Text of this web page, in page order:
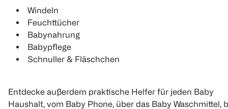
Windeln
Feuchttücher
Babynahrung
Babypflege
Schnuller & Fläschchen
Entdecke außerdem praktische Helfer für jeden Baby
Haushalt, vom Baby Phone, über das Baby Waschmittel,